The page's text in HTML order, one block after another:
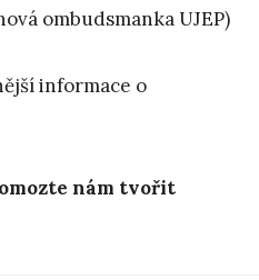
ombudsmanka UJEP)
informace o
nám tvořit